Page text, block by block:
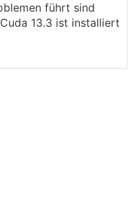
führt sind
13.3 ist installiert